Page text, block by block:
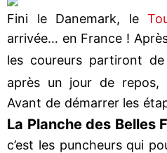
Fini le Danemark, le
arrivée… en France !
les coureurs partiront de
après un jour de repos,
Avant de démarrer les
La Planche des Belles
c’est les puncheurs qui